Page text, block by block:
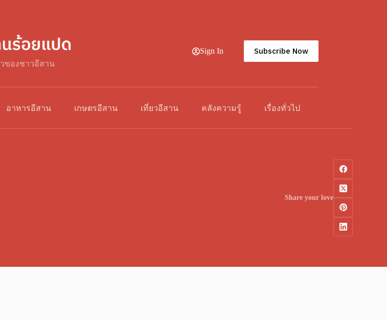
ของชาวอีสาน
Sign In Subscribe Now
อาหารอีสาน เกษตรอีสาน เที่ยวอีสาน คลังความรู้ เรื่องทั่วไป
Share your love